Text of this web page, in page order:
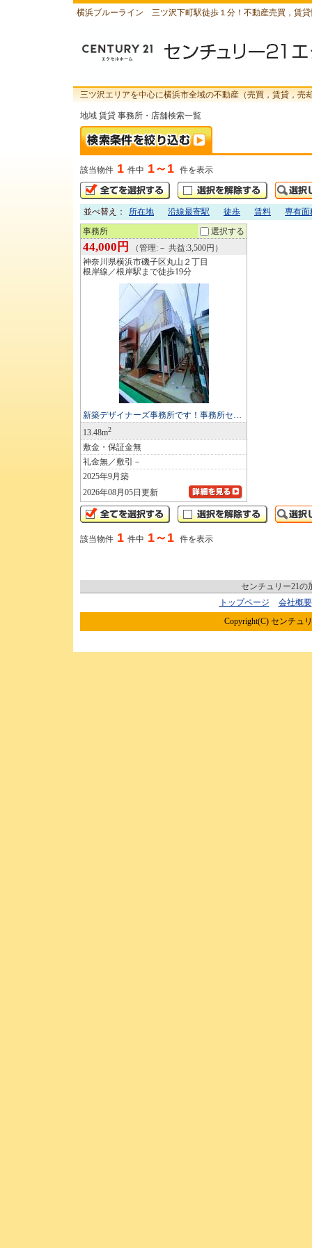
横浜ブルーライン 三ツ沢下町駅徒歩１分！不動産売買，賃
三ツ沢エリアを中心に横浜市全域の不動産（売買，賃貸，
地域 賃貸 事務所・店舗検索一覧
該当物件 1 件中 1～1 件を表示
並べ替え： 所在地 沿線最寄駅 徒歩 賃料 専有面
事務所 選択する
44,000円
（管理:－ 共益:3,500円）
神奈川県横浜市磯子区丸山２丁目
根岸線／根岸駅まで徒歩19分
新築デザイナーズ事務所です！事務所セ…
13.48m2
敷金・保証金無
礼金無／敷引－
2025年9月築
2026年08月05日更新
該当物件 1 件中 1～1 件を表示
センチュリー21の
トップページ
会社概要
Copyright(C) センチュ